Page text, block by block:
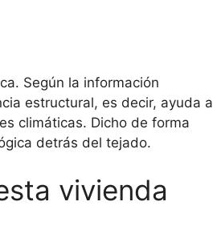
Según la información
estructural, es decir, ayuda a
climáticas. Dicho de forma
detrás del tejado.
vivienda